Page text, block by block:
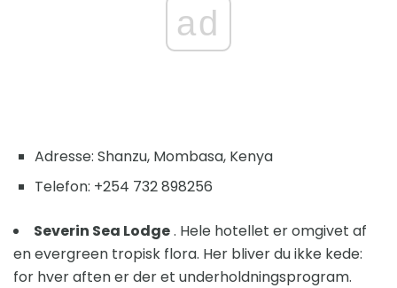
ad
Adresse: Shanzu, Mombasa, Kenya
Telefon: +254 732 898256
Severin Sea Lodge. Hele hotellet er omgivet af
en evergreen tropisk flora. Her bliver du ikke kede:
for hver aften er der et underholdningsprogram.